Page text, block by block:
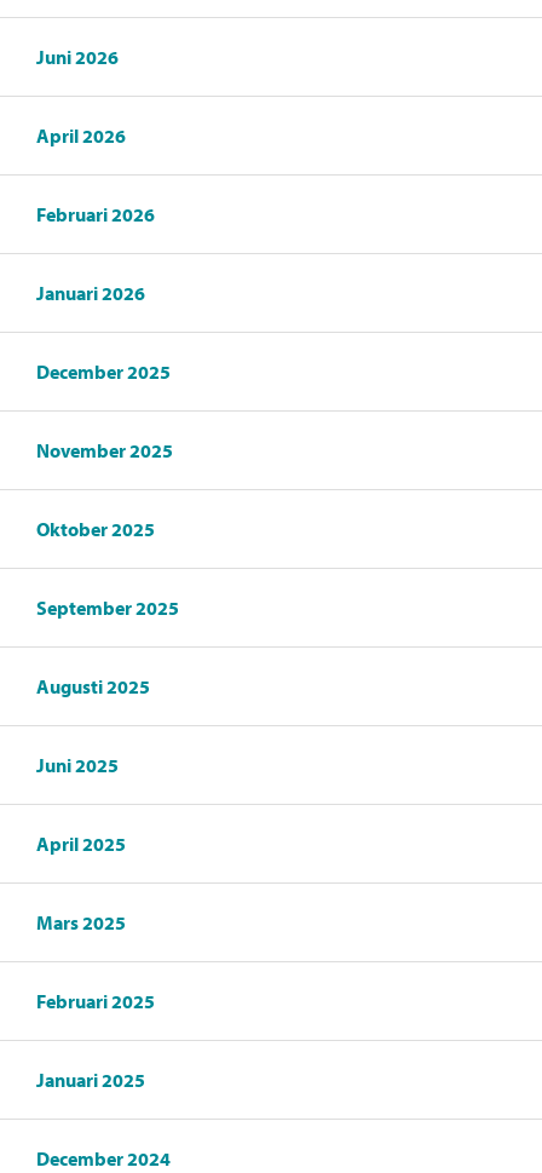
Juni 2026
April 2026
Februari 2026
Januari 2026
December 2025
November 2025
Oktober 2025
September 2025
Augusti 2025
Juni 2025
April 2025
Mars 2025
Februari 2025
Januari 2025
December 2024